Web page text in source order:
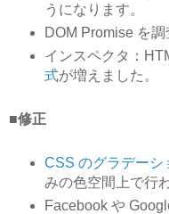
うになります。
DOM Promise を調
インスペクタ：
式が増えました。
■修正
CSS のグラデーシ
みの色空間上で行
Facebook や